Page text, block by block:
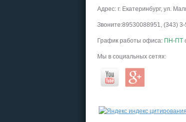
Адрес: г. Екатеринбург, ул.
Звоните:89530088951, (343)
График работы офиса: ПН-ПТ
Мы в социальных сетях: